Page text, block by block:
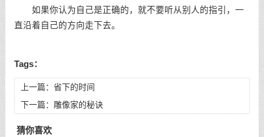
如果你认为自己是正确的，就不要听从别人的指引，一
直沿着自己的方向走下去。
Tags：
上一篇： 省下的时间
下一篇： 雕像家的秘诀
猜你喜欢